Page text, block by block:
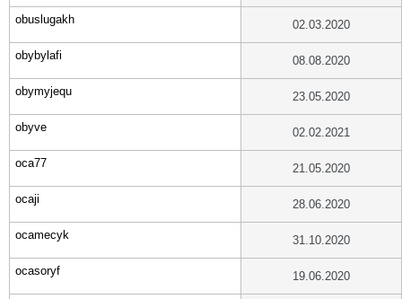
obuslugakh 02.03.2020
obybylafi 08.08.2020
obymyjequ 23.05.2020
obyve 02.02.2021
oca77 21.05.2020
ocaji 28.06.2020
ocamecyk 31.10.2020
ocasoryf 19.06.2020